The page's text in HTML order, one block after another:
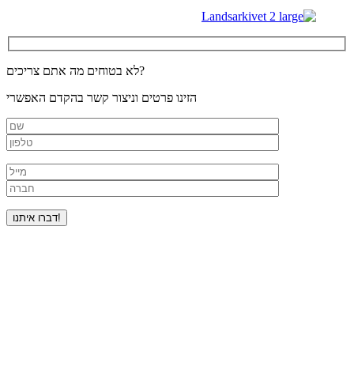
לא בטוחים מה אתם צריכים?
הזינו פרטים וניצור קשר בהקדם האפשרי